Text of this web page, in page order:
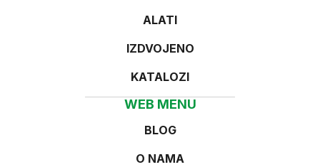
ALATI
IZDVOJENO
KATALOZI
WEB MENU
BLOG
O NAMA